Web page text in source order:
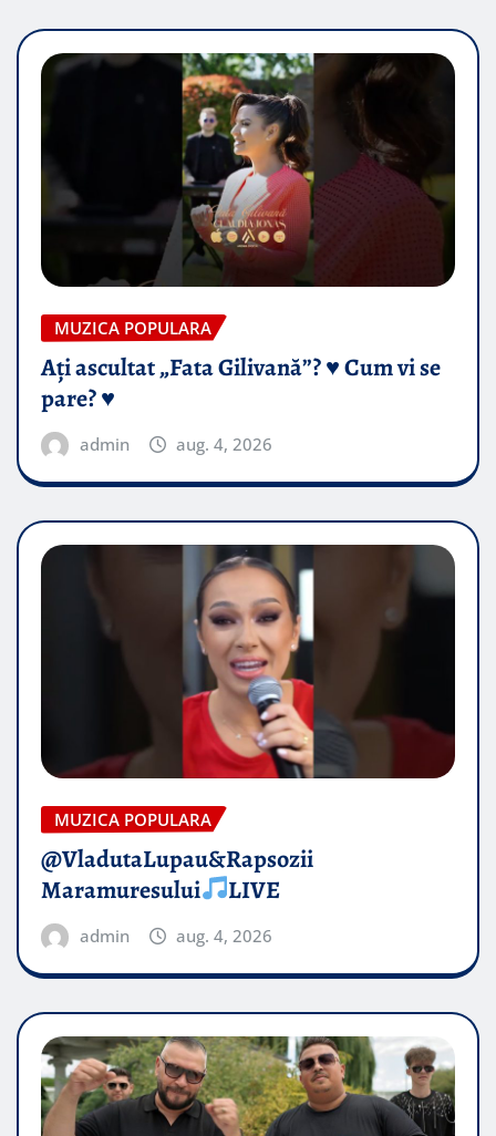
MUZICA POPULARA
Ați ascultat „Fata Gilivană”? ♥️ Cum vi se
pare? ♥️
admin aug. 4, 2026
MUZICA POPULARA
@VladutaLupau&Rapsozii
Maramuresului
LIVE
admin aug. 4, 2026